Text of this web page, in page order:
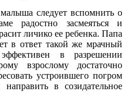
следует вспомнить о
радостно засмеяться и
личико ее ребенка. Папа
в ответ такой же мрачный
в разрешении
взрослому достаточно
устроившего погром
в созидательное